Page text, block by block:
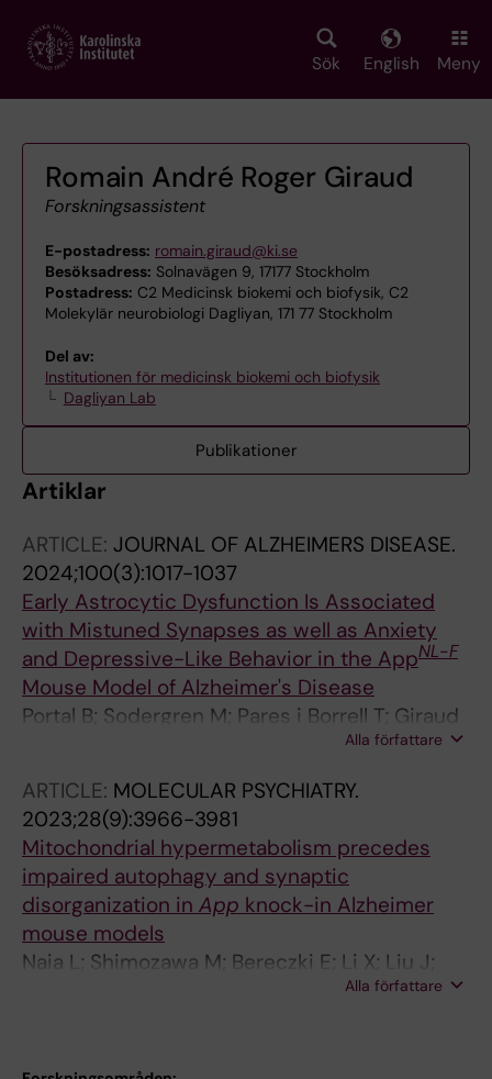
main
Sök English Meny
Romain André Roger Giraud
Forskningsassistent
E-postadress: romain.giraud@ki.se
Besöksadress: Solnavägen 9, 17177 Stockholm
Postadress: C2 Medicinsk biokemi och biofysik, C2
Molekylär neurobiologi Dagliyan, 171 77 Stockholm
Del av:
Institutionen för medicinsk biokemi och biofysik
Dagliyan Lab
Publikationer
Artiklar
ARTICLE: JOURNAL OF ALZHEIMERS DISEASE.
2024;100(3):1017-1037
Early Astrocytic Dysfunction Is Associated
with Mistuned Synapses as well as Anxiety
and Depressive-Like Behavior in the AppNL-F
Mouse Model of Alzheimer's Disease
Portal B; Sodergren M; Pares i Borrell T; Giraud
R; Metzendorf NG; Hultqvist G; Nilsson P;
Alla författare
ARTICLE: MOLECULAR PSYCHIATRY.
2023;28(9):3966-3981
Mitochondrial hypermetabolism precedes
impaired autophagy and synaptic
disorganization in App knock-in Alzheimer
mouse models
Naia L; Shimozawa M; Bereczki E; Li X; Liu J;
Jiang R; Giraud R; Leal NS; Pinho CM; Berger E;
Alla författare